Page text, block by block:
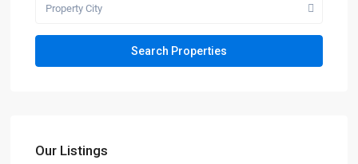
Property City
Our Listings